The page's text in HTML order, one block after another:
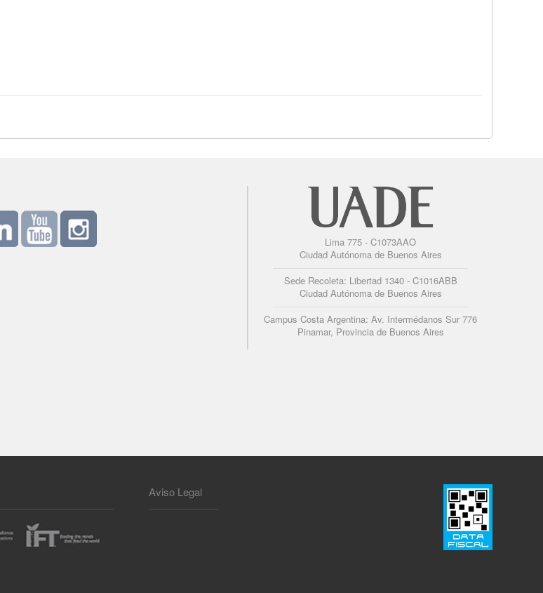
Lima 775 - C1073AAO
Ciudad Autónoma de Buenos Aires
Sede Recoleta: Libertad 1340 - C1016ABB
Ciudad Autónoma de Buenos Aires
Campus Costa Argentina: Av. Intermédanos Sur 776
Pinamar, Provincia de Buenos Aires
Aviso Legal